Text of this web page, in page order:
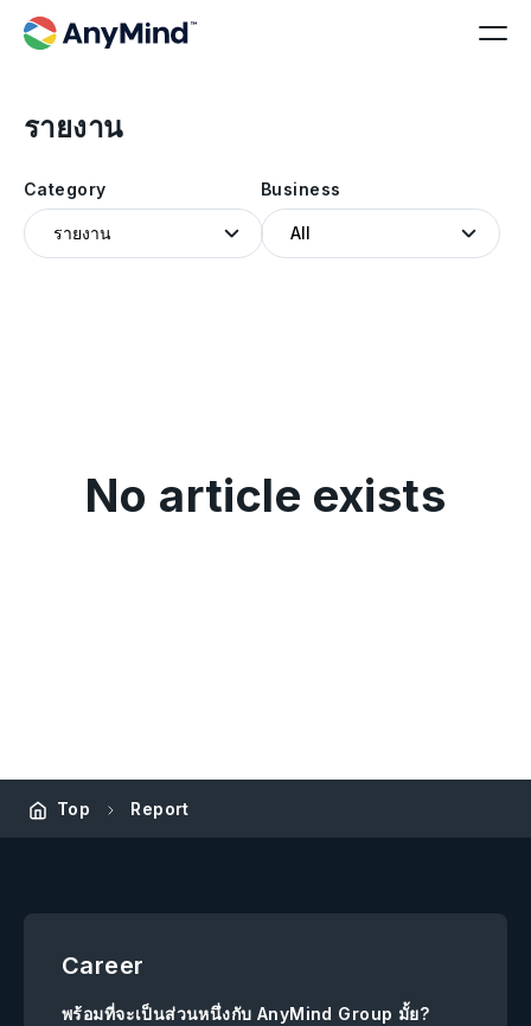
รายงาน
Category Business
No article exists
Top Report
Career
พร้อมที่จะเป็นส่วนหนึ่งกับ AnyMind Group มั้ย?